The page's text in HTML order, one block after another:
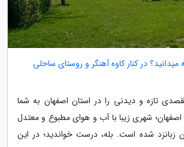
در کنار کاوه آهنگر و روستای ساحلی
تازه و دیدنی را در استان اصفهان به شما
شهری زیبا با آب و هوای مطبوع و معتدل
زبانزد شده است. بله، درست خواندید؛ در این